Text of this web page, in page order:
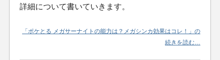
詳細について書いていきます。
「ポケとる メガサーナイトの能力は？メガシンカ効果はコレ！」の
続きを読む…